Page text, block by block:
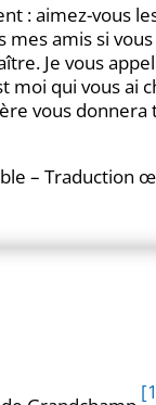
: aimez-vous
mes amis si
Je vous
moi qui vous ai
vous donnera
– Traduction